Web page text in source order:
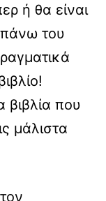
ή θα είναι
του
βιβλία που
μάλιστα